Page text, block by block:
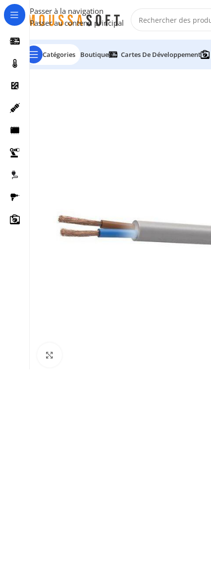
Passer à la navigation
Passer au contenu principal
moussasoft
Catégories Boutique Cartes De Développement